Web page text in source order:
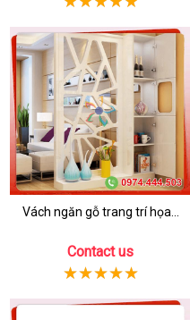
Vách ngăn gỗ trang trí họa...
Contact us